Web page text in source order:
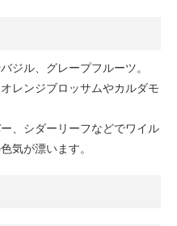
ジル、グレープフルーツ。
レンジブロッサムやカルダモ
、シダーリーフなどでワイル
気が漂います。